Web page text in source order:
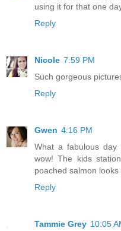
using it for that one
Reply
Nicole 7:59 PM
Such gorgeous
Reply
Gwen 4:16 PM
What a fabulous day
wow! The kids
poached salmon looks
Reply
Tammie Grey 10:05